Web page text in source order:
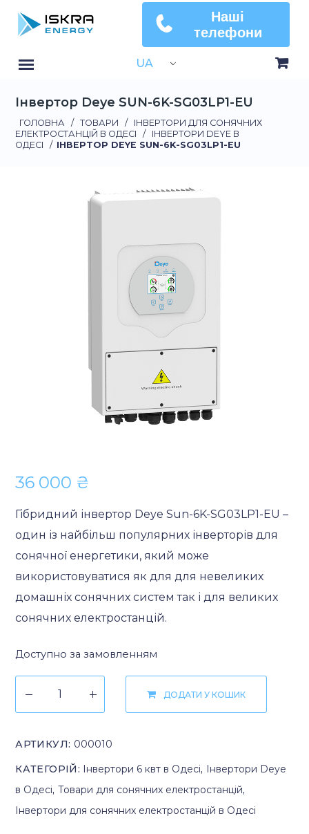
Наші
телефони
UA
Інвертор Deye SUN-6K-SG03LP1-EU
ГОЛОВНА / ТОВАРИ /
ІНВЕРТОРИ ДЛЯ СОНЯЧНИХ
ЕЛЕКТРОСТАНЦІЙ В ОДЕСІ
/
ІНВЕРТОРИ DEYE В
ОДЕСІ
/ ІНВЕРТОР DEYE SUN-6K-SG03LP1-EU
36 000 ₴
Гібридний інвертор Deye Sun-6K-SG03LP1-EU –
один із найбільш популярних інверторів для
сонячної енергетики, який може
використовуватися як для для невеликих
домашніх сонячних систем так і для великих
сонячних електростанцій.
Доступно за замовленням
ДОДАТИ У КОШИК
АРТИКУЛ: 000010
КАТЕГОРІЙ: Інвертори 6 квт в Одесі, Інвертори Deye
в Одесі,Товари для сонячних електростанцій,
Інвертори для сонячних електростанцій в Одесі